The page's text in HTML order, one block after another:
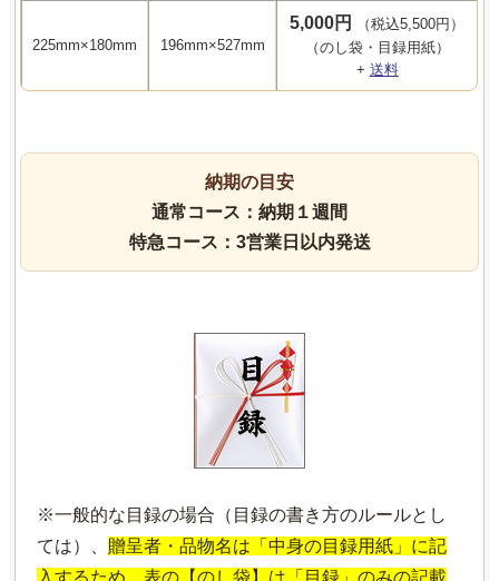
225mm×180mm 196mm×527mm
5,000円
（税込5,500円）
（のし袋・目録用紙）
+ 送料
納期の目安
通常コース：納期１週間
特急コース：3営業日以内発送
※一般的な目録の場合（目録の書き方のルールとし
ては）、 贈呈者・品物名は「中身の目録用紙」に記